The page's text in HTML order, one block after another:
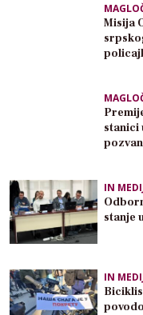
Misija
stanici
IN
stanje
IN